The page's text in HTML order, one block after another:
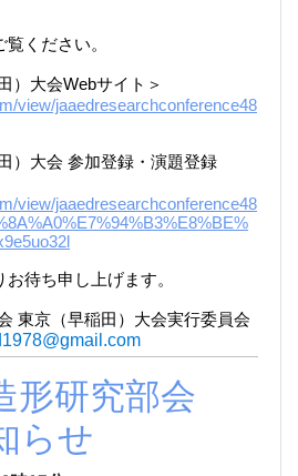
ください。
）大会Webサイト＞
view/jaaedresearchconference48
）大会 参加登録・演題登録
view/jaaedresearchconference48
待ち申し上げます。
東京（早稲田）大会実行委員会
形研究部会
らせ